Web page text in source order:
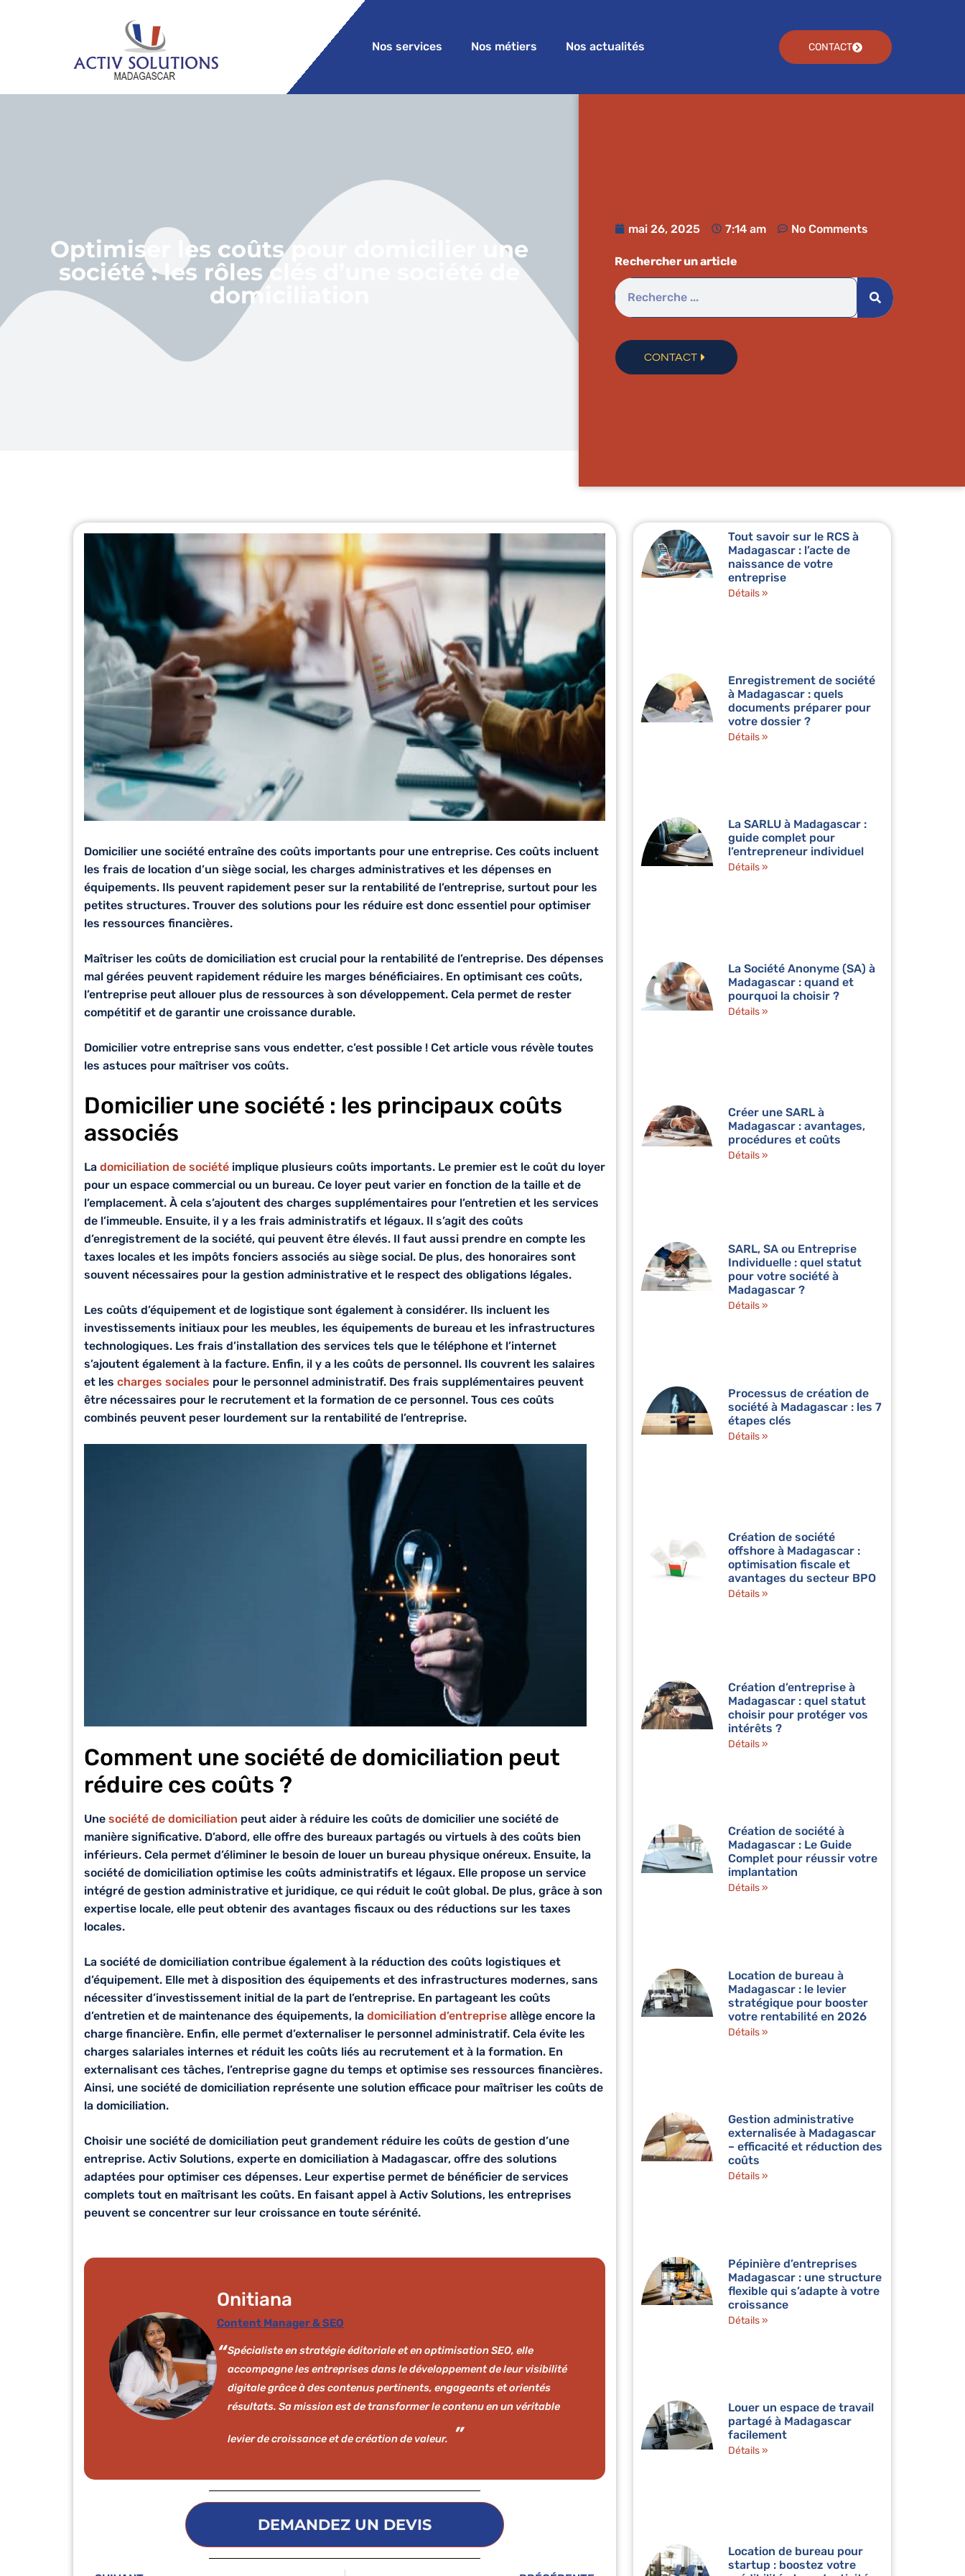
Nos services Nos métiers Nos actualités CONTACT
Optimiser les coûts pour domicilier une
société : les rôles clés d’une société de
domiciliation
mai 26, 2025 7:14 am No Comments
Rechercher un article
CONTACT
Domicilier une société entraîne des coûts importants pour une entreprise. Ces coûts incluent
les frais de location d’un siège social, les charges administratives et les dépenses en
équipements. Ils peuvent rapidement peser sur la rentabilité de l’entreprise, surtout pour les
petites structures. Trouver des solutions pour les réduire est donc essentiel pour optimiser
les ressources financières.
Maîtriser les coûts de domiciliation est crucial pour la rentabilité de l’entreprise. Des dépenses
mal gérées peuvent rapidement réduire les marges bénéficiaires. En optimisant ces coûts,
l’entreprise peut allouer plus de ressources à son développement. Cela permet de rester
compétitif et de garantir une croissance durable.
Domicilier votre entreprise sans vous endetter, c’est possible ! Cet article vous révèle toutes
les astuces pour maîtriser vos coûts.
Domicilier une société : les principaux coûts
associés
La domiciliation de société implique plusieurs coûts importants. Le premier est le coût du loyer
pour un espace commercial ou un bureau. Ce loyer peut varier en fonction de la taille et de
l’emplacement. À cela s’ajoutent des charges supplémentaires pour l’entretien et les services
de l’immeuble. Ensuite, il y a les frais administratifs et légaux. Il s’agit des coûts
d’enregistrement de la société, qui peuvent être élevés. Il faut aussi prendre en compte les
taxes locales et les impôts fonciers associés au siège social. De plus, des honoraires sont
souvent nécessaires pour la gestion administrative et le respect des obligations légales.
Les coûts d’équipement et de logistique sont également à considérer. Ils incluent les
investissements initiaux pour les meubles, les équipements de bureau et les infrastructures
technologiques. Les frais d’installation des services tels que le téléphone et l’internet
s’ajoutent également à la facture. Enfin, il y a les coûts de personnel. Ils couvrent les salaires
et les charges sociales pour le personnel administratif. Des frais supplémentaires peuvent
être nécessaires pour le recrutement et la formation de ce personnel. Tous ces coûts
combinés peuvent peser lourdement sur la rentabilité de l’entreprise.
Comment une société de domiciliation peut
réduire ces coûts ?
Une société de domiciliation peut aider à réduire les coûts de domicilier une société de
manière significative. D’abord, elle offre des bureaux partagés ou virtuels à des coûts bien
inférieurs. Cela permet d’éliminer le besoin de louer un bureau physique onéreux. Ensuite, la
société de domiciliation optimise les coûts administratifs et légaux. Elle propose un service
intégré de gestion administrative et juridique, ce qui réduit le coût global. De plus, grâce à son
expertise locale, elle peut obtenir des avantages fiscaux ou des réductions sur les taxes
locales.
La société de domiciliation contribue également à la réduction des coûts logistiques et
d’équipement. Elle met à disposition des équipements et des infrastructures modernes, sans
nécessiter d’investissement initial de la part de l’entreprise. En partageant les coûts
d’entretien et de maintenance des équipements, la domiciliation d’entreprise allège encore la
charge financière. Enfin, elle permet d’externaliser le personnel administratif. Cela évite les
charges salariales internes et réduit les coûts liés au recrutement et à la formation. En
externalisant ces tâches, l’entreprise gagne du temps et optimise ses ressources financières.
Ainsi, une société de domiciliation représente une solution efficace pour maîtriser les coûts de
la domiciliation.
Choisir une société de domiciliation peut grandement réduire les coûts de gestion d’une
entreprise. Activ Solutions, experte en domiciliation à Madagascar, offre des solutions
adaptées pour optimiser ces dépenses. Leur expertise permet de bénéficier de services
complets tout en maîtrisant les coûts. En faisant appel à Activ Solutions, les entreprises
peuvent se concentrer sur leur croissance en toute sérénité.
Onitiana
Content Manager & SEO
Spécialiste en stratégie éditoriale et en optimisation SEO, elle
accompagne les entreprises dans le développement de leur visibilité
digitale grâce à des contenus pertinents, engageants et orientés
résultats. Sa mission est de transformer le contenu en un véritable
levier de croissance et de création de valeur.
DEMANDEZ UN DEVIS
Tout savoir sur le RCS à
Madagascar : l’acte de
naissance de votre
entreprise
Détails »
Enregistrement de société
à Madagascar : quels
documents préparer pour
votre dossier ?
Détails »
La SARLU à Madagascar :
guide complet pour
l’entrepreneur individuel
Détails »
La Société Anonyme (SA) à
Madagascar : quand et
pourquoi la choisir ?
Détails »
Créer une SARL à
Madagascar : avantages,
procédures et coûts
Détails »
SARL, SA ou Entreprise
Individuelle : quel statut
pour votre société à
Madagascar ?
Détails »
Processus de création de
société à Madagascar : les 7
étapes clés
Détails »
Création de société
offshore à Madagascar :
optimisation fiscale et
avantages du secteur BPO
Détails »
Création d’entreprise à
Madagascar : quel statut
choisir pour protéger vos
intérêts ?
Détails »
Création de société à
Madagascar : Le Guide
Complet pour réussir votre
implantation
Détails »
Location de bureau à
Madagascar : le levier
stratégique pour booster
votre rentabilité en 2026
Détails »
Gestion administrative
externalisée à Madagascar
– efficacité et réduction des
coûts
Détails »
Pépinière d’entreprises
Madagascar : une structure
flexible qui s’adapte à votre
croissance
Détails »
Louer un espace de travail
partagé à Madagascar
facilement
Détails »
Location de bureau pour
startup : boostez votre